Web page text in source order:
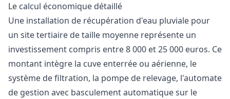
Le calcul économique détaillé
Une installation de récupération d'eau pluviale pour
un site tertiaire de taille moyenne représente un
investissement compris entre 8 000 et 25 000 euros. Ce
montant intègre la cuve enterrée ou aérienne, le
système de filtration, la pompe de relevage, l'automate
de gestion avec basculement automatique sur le